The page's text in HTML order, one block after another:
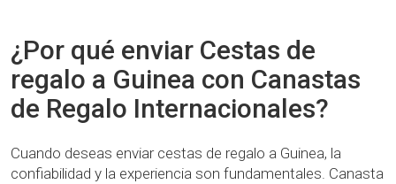
¿Por qué enviar Cestas de
regalo a Guinea con Canastas
de Regalo Internacionales?
Cuando deseas enviar cestas de regalo a Guinea, la
confiabilidad y la experiencia son fundamentales. Canasta